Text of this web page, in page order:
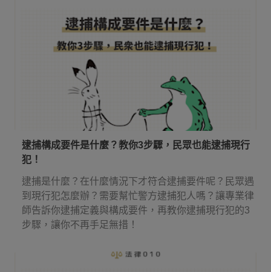
逮捕構成要件是什麼？教你3步驟，民眾也能逮捕現行
犯！
逮捕是什麼？在什麼情況下才符合逮捕要件呢？民眾遇
到現行犯怎麼辦？需要幫忙警方逮捕犯人嗎？讓專業律
師告訴你逮捕定義與構成要件，再教你逮捕現行犯的3
步驟，讓你不再手足無措！